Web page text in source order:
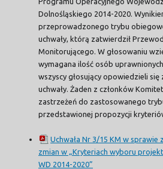
Dolnośląskiego 2014-2020.
przeprowadzonego trybu
uchwały, którą zatwierdził
Monitorującego. W głosowaniu
wymagana ilość osób
wszyscy głosujący opowiedzieli się
uchwały. Żaden z członków
zastrzeżeń do zastosowanego
przedstawionej propozycji
Uchwała Nr 3/15 KM w sprawie
zmian w „Kryteriach wyboru
WD 2014-2020”